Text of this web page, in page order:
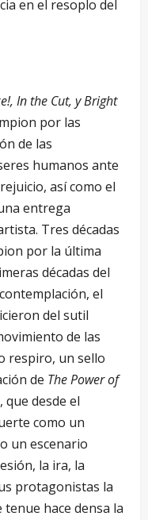
en el resoplo del
In the Cut, y Bright
por las
de las
humanos ante
así como el
entrega
Tres décadas
por la última
décadas del
el
del sutil
de las
respiro, un sello
de The Power of
desde el
como un
un escenario
la ira, la
protagonistas la
hace densa la